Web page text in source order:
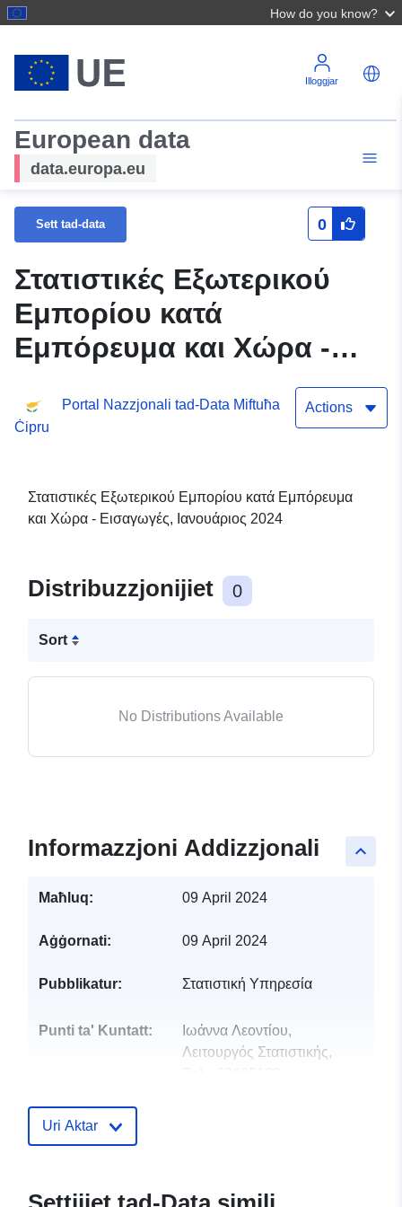
How do you know?
Illoggjar
European data
data.europa.eu
Sett tad-data 0
Στατιστικές Εξωτερικού
Εμπορίου κατά
Εμπόρευμα και Χώρα -
Εισαγωγές, Ιανουάριος
2024Portal Nazzjonali tad-Data Miftuħa
Ċipru
Actions
Στατιστικές Εξωτερικού Εμπορίου κατά Εμπόρευμα
και Χώρα - Εισαγωγές, Ιανουάριος 2024
Distribuzzjonijiet 0
Sort
No Distributions Available
keyboard_arrow_up
Informazzjoni Addizzjonali
Maħluq: 09 April 2024
Aġġornati: 09 April 2024
Pubblikatur: Στατιστική Υπηρεσία
Punti ta' Kuntatt:
Ιωάννα Λεοντίου,
Λειτουργός Στατιστικής,
Uri Aktar